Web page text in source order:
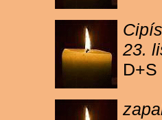
23.
D+S